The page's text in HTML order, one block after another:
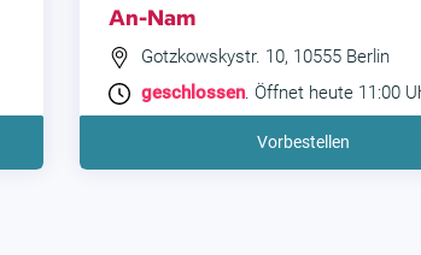
An-Nam
Gotzkowskystr. 10, 10555 Berlin
geschlossen. Öffnet heute 11:00
Vorbestellen